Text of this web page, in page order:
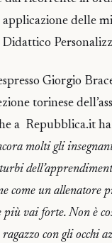
delle
Giorgio
torinese
a Repubblica.it
molti gli
come un allenatore
vai forte. Non è
ragazzo con gli occhi